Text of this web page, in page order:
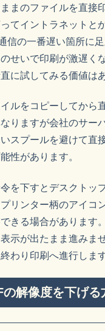
まのファイルを直接
てイントラネットと
信の一番遅い箇所に
せいで印刷が激遅く
に試してみる価値は
ルをコピーしてから
りますが会社のサー
スプールを避けて直
性があります。
を下すとデスクトッ
リンター柄のアイコ
きる場合があります
示が出たまま進みま
わり印刷へ進行します
解像度を下げる